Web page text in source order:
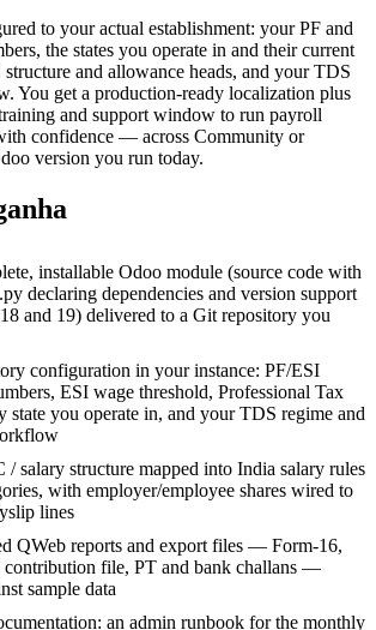
to your actual establishment: your PF and
the states you operate in and their current
and allowance heads, and your TDS
You get a production-ready localization plus
and support window to run payroll
confidence — across Community or
version you run today.
installable Odoo module (source code with
declaring dependencies and version support
and 19) delivered to a Git repository you
configuration in your instance: PF/ESI
ESI wage threshold, Professional Tax
state you operate in, and your TDS regime and
/ salary structure mapped into India salary rules
with employer/employee shares wired to
lines
QWeb reports and export files — Form-16,
contribution file, PT and bank challans —
sample data
an admin runbook for the monthly